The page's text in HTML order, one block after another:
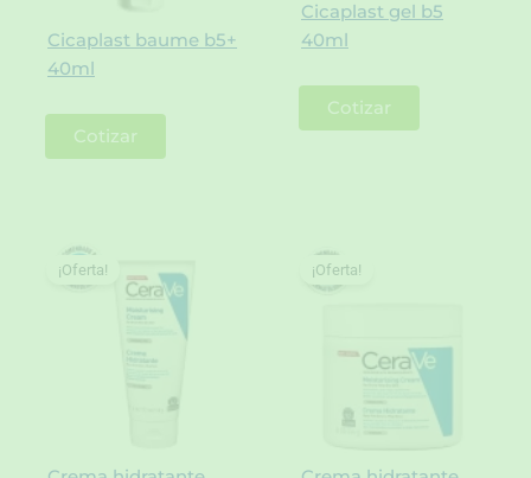
Cicaplast baume b5+
40ml
Cotizar
Cicaplast gel b5
40ml
Cotizar
¡Oferta! ¡Oferta!